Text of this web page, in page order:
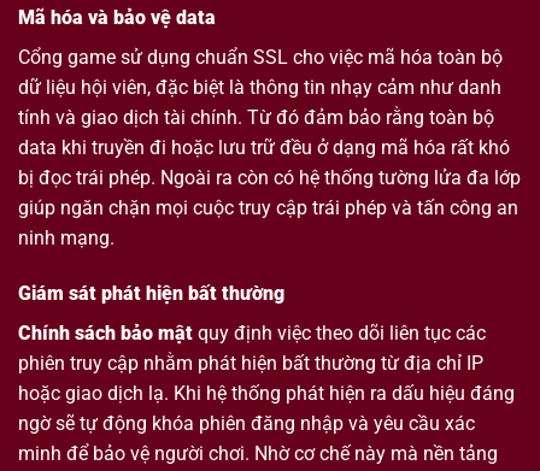
Mã hóa và bảo vệ data
Cổng game sử dụng chuẩn SSL cho việc mã hóa toàn bộ
dữ liệu hội viên, đặc biệt là thông tin nhạy cảm như danh
tính và giao dịch tài chính. Từ đó đảm bảo rằng toàn bộ
data khi truyền đi hoặc lưu trữ đều ở dạng mã hóa rất khó
bị đọc trái phép. Ngoài ra còn có hệ thống tường lửa đa lớp
giúp ngăn chặn mọi cuộc truy cập trái phép và tấn công an
ninh mạng.
Giám sát phát hiện bất thường
Chính sách bảo mật quy định việc theo dõi liên tục các
phiên truy cập nhằm phát hiện bất thường từ địa chỉ IP
hoặc giao dịch lạ. Khi hệ thống phát hiện ra dấu hiệu đáng
ngờ sẽ tự động khóa phiên đăng nhập và yêu cầu xác
minh để bảo vệ người chơi. Nhờ cơ chế này mà nền tảng